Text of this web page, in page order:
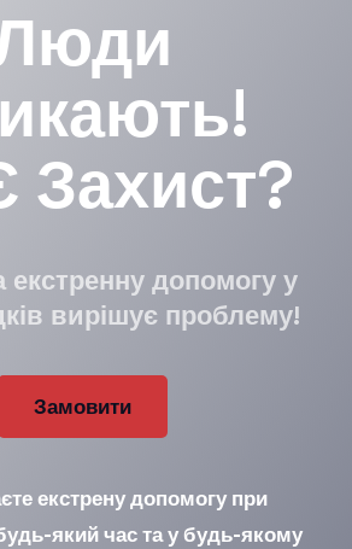
Захист?
екстренну допомогу у
вирішує проблему!
Замовити
екстрену допомогу при
який час та у будь-якому